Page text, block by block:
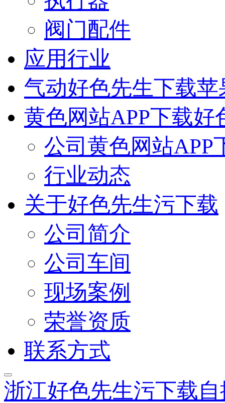
阀门配件
应用行业
气动好色先生下载
黄色网站APP下载好
公司黄色网站APP
行业动态
关于好色先生污下载
公司简介
公司车间
现场案例
荣誉资质
联系方式
浙江好色先生污下载